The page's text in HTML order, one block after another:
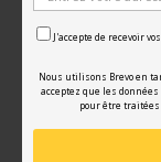
J'accepte de recevoir
Nous utilisons Brevo en
acceptez que les
pour être